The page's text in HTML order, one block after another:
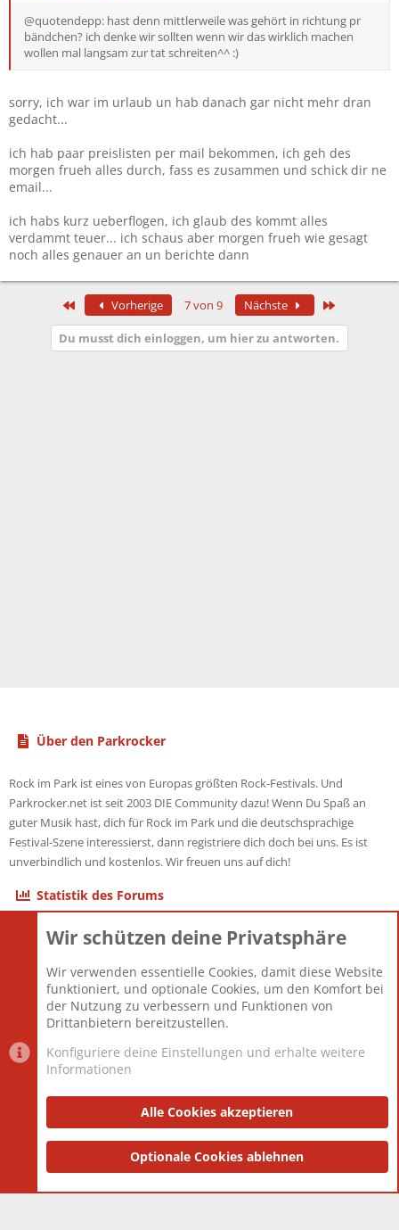
@quotendepp: hast denn mittlerweile was gehört in richtung pr
bändchen? ich denke wir sollten wenn wir das wirklich machen
wollen mal langsam zur tat schreiten^^ :)
sorry, ich war im urlaub un hab danach gar nicht mehr dran
gedacht...
ich hab paar preislisten per mail bekommen, ich geh des
morgen frueh alles durch, fass es zusammen und schick dir ne
email...
ich habs kurz ueberflogen, ich glaub des kommt alles
verdammt teuer... ich schaus aber morgen frueh wie gesagt
noch alles genauer an un berichte dann
Erste Vorherige 7 von 9 Nächste
Du musst dich einloggen, um hier zu antworten.
Über den Parkrocker
Rock im Park ist eines von Europas größten Rock-Festivals. Und
Parkrocker.net ist seit 2003 DIE Community dazu! Wenn Du Spaß an
guter Musik hast, dich für Rock im Park und die deutschsprachige
Festival-Szene interessierst, dann registriere dich doch bei uns. Es ist
unverbindlich und kostenlos. Wir freuen uns auf dich!
Statistik des Forums
Themen
Mitglieder
12.425
Neuestes Mitglied
Toddster85
Datenschutzerklärung Impressum
Community platform by XenForo® © 2010-2025 XenForo Ltd.
and add-ons by ThemeHouse
Wir schützen deine Privatsphäre
Wir verwenden essentielle Cookies, damit diese Website
funktioniert, und optionale Cookies, um den Komfort bei
der Nutzung zu verbessern und Funktionen von
Drittanbietern bereitzustellen.
Konfiguriere deine Einstellungen und erhalte weitere
Informationen
Alle Cookies akzeptieren
Optionale Cookies ablehnen